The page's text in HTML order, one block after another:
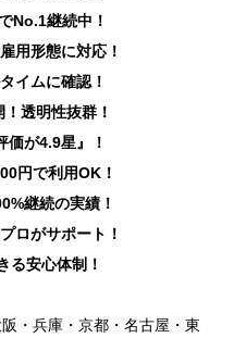
No.1継続中！
用形態に対応！
イムに確認！
透明性抜群！
が4.9星』！
円で利用OK！
継続の実績！
ロがサポート！
る安心体制！
・兵庫・京都・名古屋・東